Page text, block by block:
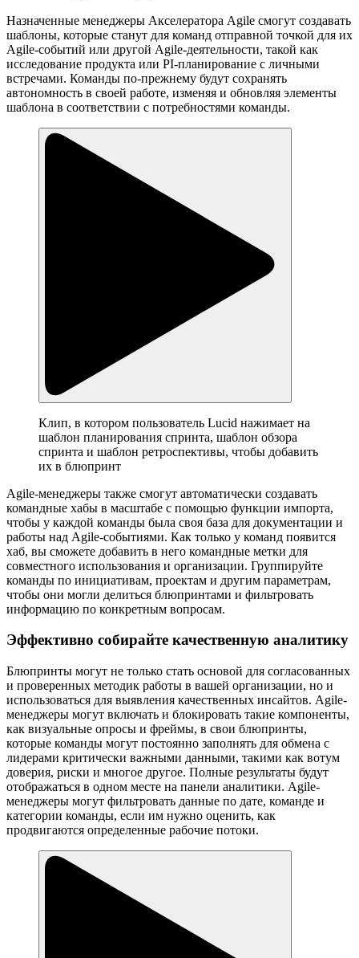
Назначенные менеджеры Акселератора Agile смогут создавать
шаблоны, которые станут для команд отправной точкой для их
Agile-событий или другой Agile-деятельности, такой как
исследование продукта или PI-планирование с личными
встречами. Команды по-прежнему будут сохранять
автономность в своей работе, изменяя и обновляя элементы
шаблона в соответствии с потребностями команды.
Клип, в котором пользователь Lucid нажимает на
шаблон планирования спринта, шаблон обзора
спринта и шаблон ретроспективы, чтобы добавить
их в блюпринт
Agile-менеджеры также смогут автоматически создавать
командные хабы в масштабе с помощью функции импорта,
чтобы у каждой команды была своя база для документации и
работы над Agile-событиями. Как только у команд появится
хаб, вы сможете добавить в него командные метки для
совместного использования и организации. Группируйте
команды по инициативам, проектам и другим параметрам,
чтобы они могли делиться блюпринтами и фильтровать
информацию по конкретным вопросам.
Эффективно собирайте качественную аналитику
Блюпринты могут не только стать основой для согласованных
и проверенных методик работы в вашей организации, но и
использоваться для выявления качественных инсайтов. Agile-
менеджеры могут включать и блокировать такие компоненты,
как визуальные опросы и фреймы, в свои блюпринты,
которые команды могут постоянно заполнять для обмена с
лидерами критически важными данными, такими как вотум
доверия, риски и многое другое. Полные результаты будут
отображаться в одном месте на панели аналитики. Agile-
менеджеры могут фильтровать данные по дате, команде и
категории команды, если им нужно оценить, как
продвигаются определенные рабочие потоки.